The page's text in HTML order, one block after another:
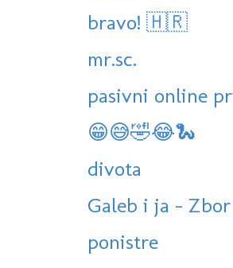
bravo! 🇭🇷
mr.sc.
pasivni online
😁😅🤣😂🐍
divota
Galeb i ja -
ponistre